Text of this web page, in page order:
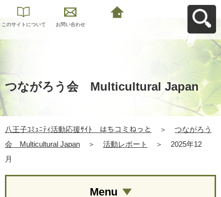
このサイトについて お問い合わせ
つながろう会 Multicultural Japan
八王子ｺﾐｭﾆﾃｨ活動応援ｻｲﾄ はちコミねっと ＞
つながろう
会 Multicultural Japan
＞ 活動レポート ＞
2025年12
月
Menu